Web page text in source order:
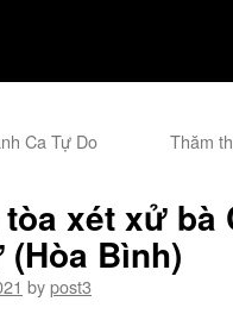
Ca Tự Do
Thăm
xét xử bà
Bình)
bypost3